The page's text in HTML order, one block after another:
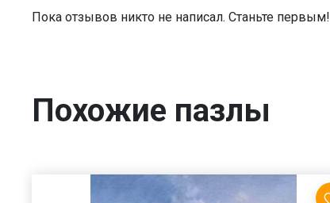
Пока отзывов никто не написал. Станьте первым!
Похожие пазлы